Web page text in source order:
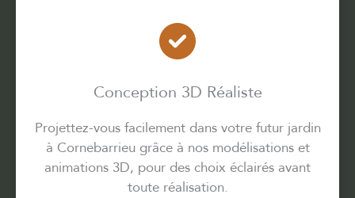
Conception 3D Réaliste
Projettez-vous facilement dans votre futur jardin
à Cornebarrieu grâce à nos modélisations et
animations 3D, pour des choix éclairés avant
toute réalisation.